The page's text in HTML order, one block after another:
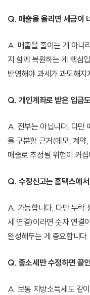
Q. 매출을 올리면 세금이
A. 매출을 줄이는 게 아니
지 함께 복원하는 게 핵심
반영해야 과세가 과도해지
Q. 개인계좌로 받은 입금
A. 전부는 아닙니다. 다만
을 구분할 근거(메모, 계약
매출로 추정될 위험이 커
Q. 수정신고는 홈택스에
A. 가능합니다. 다만 누락
세 연결)이라면 숫자 연결
완성해두는 게 중요합니다.
Q. 종소세만 수정하면 끝
A. 보통 지방소득세도 같